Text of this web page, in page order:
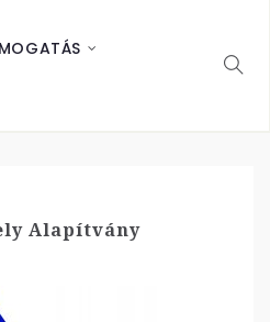
Alapítvány